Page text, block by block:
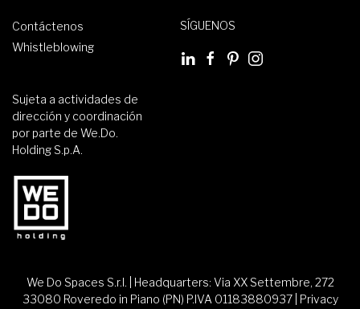
Contáctenos
Whistleblowing
SÍGUENOS
Sujeta a actividades de
dirección y coordinación
por parte de We.Do.
Holding S.p.A.
We Do Spaces S.r.l. | Headquarters: Via XX Settembre, 272
33080 Roveredo in Piano (PN) P.IVA 01183880937 | Privacy